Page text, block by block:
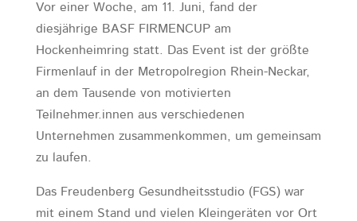
Vor einer Woche, am 11. Juni, fand der
diesjährige BASF FIRMENCUP am
Hockenheimring statt. Das Event ist der größte
Firmenlauf in der Metropolregion Rhein-Neckar,
an dem Tausende von motivierten
Teilnehmer.innen aus verschiedenen
Unternehmen zusammenkommen, um gemeinsam
zu laufen.
Das Freudenberg Gesundheitsstudio (FGS) war
mit einem Stand und vielen Kleingeräten vor Ort